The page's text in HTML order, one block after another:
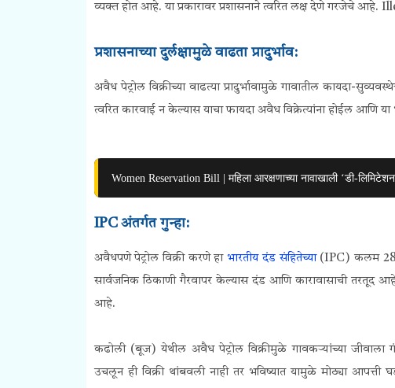
व्यक्त होत आहे. या प्रकारावर प्रशासनाने त्वरित लक्ष देणे गरजेचे आहे.
प्रशासनाच्या दुर्लक्षामुळे वाढता प्रादुर्भाव:
अवैध पेट्रोल विक्रीच्या वाढत्या प्रादुर्भावामुळे गावातील कायदा-
त्वरित कारवाई न केल्यास याचा फायदा अवैध विक्रेत्यांना होईल आणि या
Women Reservation Bill | महिला आरक्षणाच्या नावाखाली ‘डी-
IPC अंतर्गत गुन्हा:
अवैधपणे पेट्रोल विक्री करणे हाभारतीय दंड संहितेच्या(IPC) कलम 285
सार्वजनिक ठिकाणी गैरवापर केल्यास दंड आणि कारावासाची तरतूद
आहे.
कढोली (बूज) येथील अवैध पेट्रोल विक्रीमुळे गावकऱ्यांच्या जीवाला
उचलून ही विक्री थांबवली नाही तर भविष्यात यामुळे मोठ्या आपत्ती